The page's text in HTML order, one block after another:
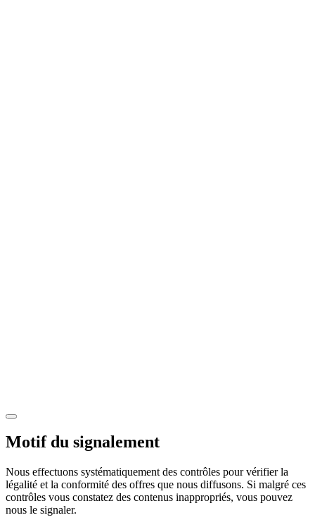
Motif du signalement
Nous effectuons systématiquement des contrôles pour vérifier la
légalité et la conformité des offres que nous diffusons. Si malgré ces
contrôles vous constatez des contenus inappropriés, vous pouvez
nous le signaler.